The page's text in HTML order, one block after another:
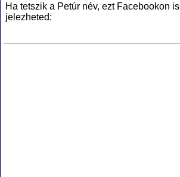
Ha tetszik a Petúr név, ezt Facebookon is
jelezheted: